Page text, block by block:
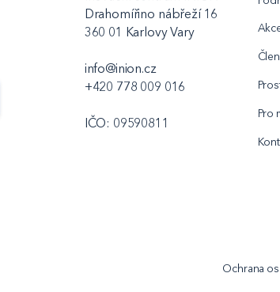
Drahomířino nábřeží 16
360 01 Karlovy Vary
info@inion.cz
+420 778 009 016
IČO: 09590811
Pro
Ochrana